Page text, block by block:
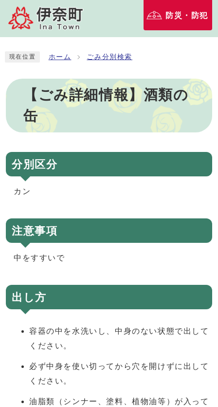
防災・防犯
現在位置 ホーム ごみ分別検索
【ごみ詳細情報】酒類の
缶
分別区分
カン
注意事項
中をすすいで
出し方
容器の中を水洗いし、中身のない状態で出して
ください。
必ず中身を使い切ってから穴を開けずに出して
ください。
油脂類（シンナー、塗料、植物油等）が入って